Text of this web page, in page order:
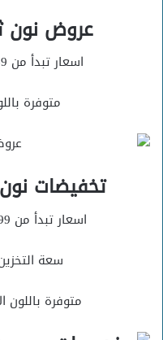
عروض نون
اسعار تبدأ من 359 ريال حتي 2499 ريال.
متوفرة
تخفيضات
اسعار تبدأ من 1899 ريال حتي 2799 ريال.
سعة التخزين:
متوفرة باللون